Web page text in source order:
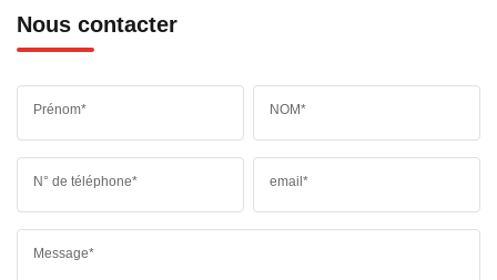
Nous contacter
Prénom* NOM*
N° de téléphone* email*
Message*